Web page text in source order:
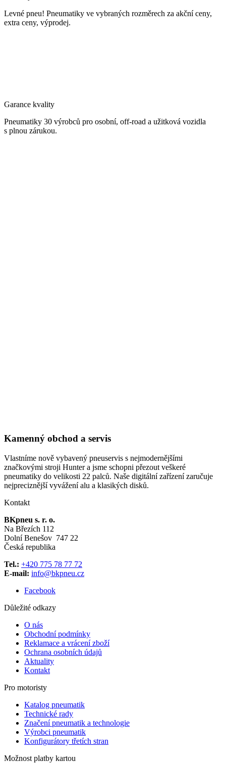
Levné pneu! Pneumatiky ve vybraných rozměrech za akční ceny,
extra ceny, výprodej.
Garance kvality
Pneumatiky 30 výrobců pro osobní, off-road a užitková vozidla
s plnou zárukou.
Kamenný obchod a servis
Vlastníme nově vybavený pneuservis s nejmodernějšími
značkovými stroji Hunter a jsme schopni přezout veškeré
pneumatiky do velikosti 22 palců. Naše digitální zařízení zaručuje
nejpreciznější vyvážení alu a klasikých disků.
Kontakt
BKpneu s. r. o.
Na Březích 112
Dolní Benešov 747 22
Česká republika
Tel.: +420 775 78 77 72
E-mail: info@bkpneu.cz
Facebook
Důležité odkazy
O nás
Obchodní podmínky
Reklamace a vrácení zboží
Ochrana osobních údajů
Aktuality
Kontakt
Pro motoristy
Katalog pneumatik
Technické rady
Značení pneumatik a technologie
Výrobci pneumatik
Konfigurátory třetích stran
Možnost platby kartou